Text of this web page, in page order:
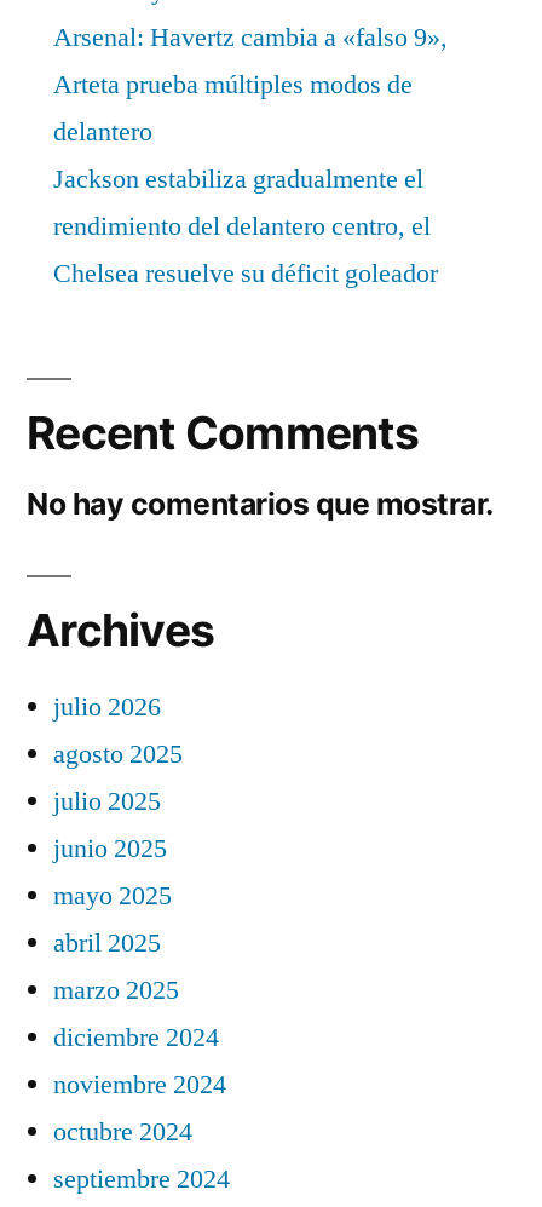
Arsenal: Havertz cambia a «falso 9»,
Arteta prueba múltiples modos de
delantero
Jackson estabiliza gradualmente el
rendimiento del delantero centro, el
Chelsea resuelve su déficit goleador
Recent Comments
No hay comentarios que mostrar.
Archives
julio 2026
agosto 2025
julio 2025
junio 2025
mayo 2025
abril 2025
marzo 2025
diciembre 2024
noviembre 2024
octubre 2024
septiembre 2024